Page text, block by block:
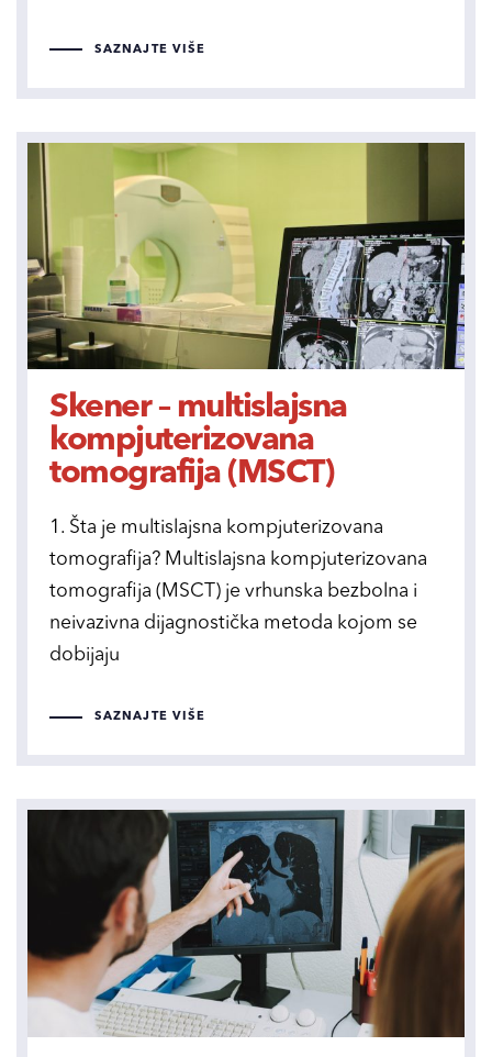
SAZNAJTE VIŠE
Skener – multislajsna
kompjuterizovana
tomografija (MSCT)
1. Šta je multislajsna kompjuterizovana
tomografija? Multislajsna kompjuterizovana
tomografija (MSCT) je vrhunska bezbolna i
neivazivna dijagnostička metoda kojom se
dobijaju
SAZNAJTE VIŠE